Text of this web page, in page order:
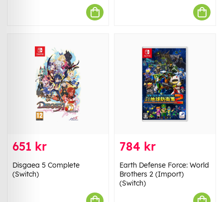
651 kr
Disgaea 5 Complete
(Switch)
784 kr
Earth Defense Force: World
Brothers 2 (Import)
(Switch)